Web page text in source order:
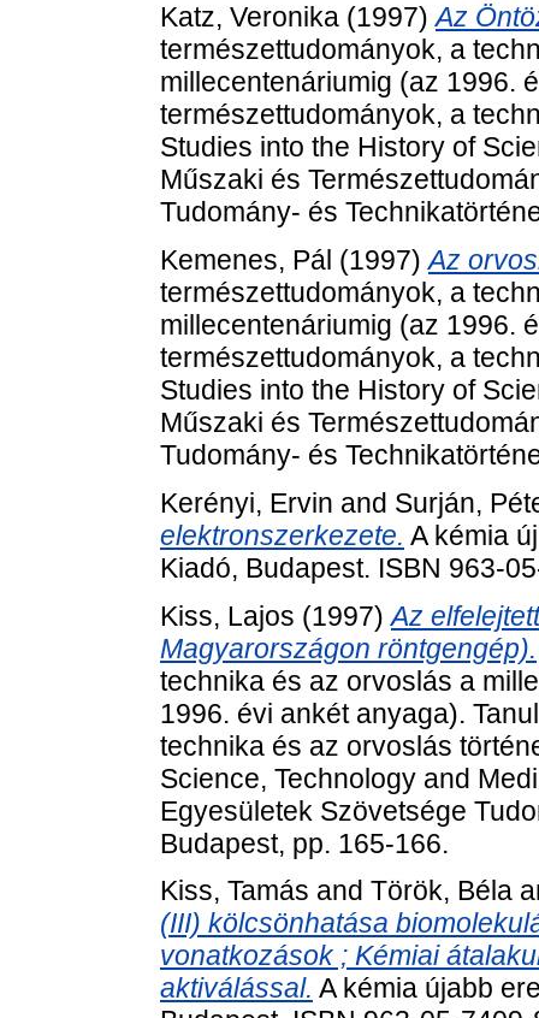
Katz, Veronika (1997)Az
természettudományok, a
millecentenáriumig (az 1996.
természettudományok, a
Studies into the History of
Műszaki és
Tudomány- és
Kemenes, Pál (1997)Az
természettudományok, a
millecentenáriumig (az 1996.
természettudományok, a
Studies into the History of
Műszaki és
Tudomány- és
Kerényi, Ervin and Surján,
elektronszerkezete. A kémia
Kiadó, Budapest. ISBN 963-
Kiss, Lajos (1997)Az
Magyarországon röntgengép).
technika és az orvoslás a
1996. évi ankét anyaga).
technika és az orvoslás
Science, Technology and
Egyesületek Szövetsége
Budapest, pp. 165-166.
Kiss, Tamás and Török, Béla
(III) kölcsönhatása
vonatkozások ; Kémiai
aktiválással. A kémia újabb